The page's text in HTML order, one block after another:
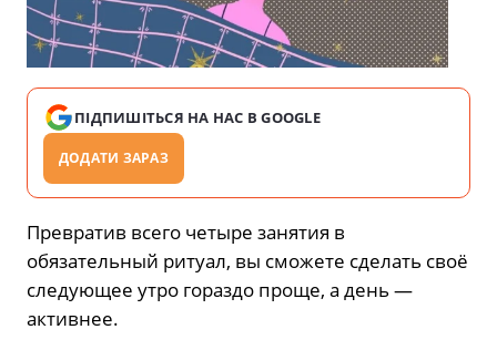
ПІДПИШІТЬСЯ НА НАС В GOOGLE
ДОДАТИ ЗАРАЗ
Превратив всего четыре занятия в
обязательный ритуал, вы сможете сделать своё
следующее утро гораздо проще, а день —
активнее.